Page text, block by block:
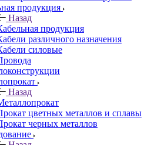
продукция
Назад
продукция
различного назначения
силовые
Назад
цветных металлов и сплавы
черных металлов